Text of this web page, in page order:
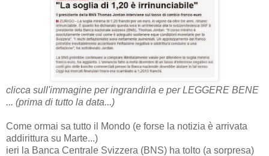
clicca sull'immagine per ingrandirla e per LEGGERE BENE
... (prima di tutto la data...)
Come ormai sa tutto il Mondo (e forse la notizia è arrivata
addirittura su Marte...)
ieri la Banca Centrale Svizzera (BNS) ha tolto (a sorpresa)